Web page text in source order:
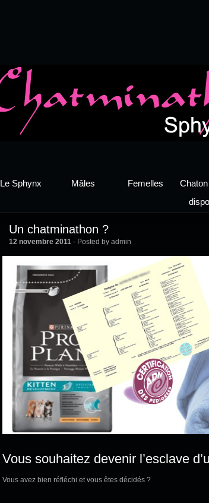
Le Sphynx Mâles Femelles
Un chatminathon ?
12 novembre 2011- Posted by admin
Vous souhaitez devenir l’esclave
Vous avez bien réfléchi et vous êtes décidés ?